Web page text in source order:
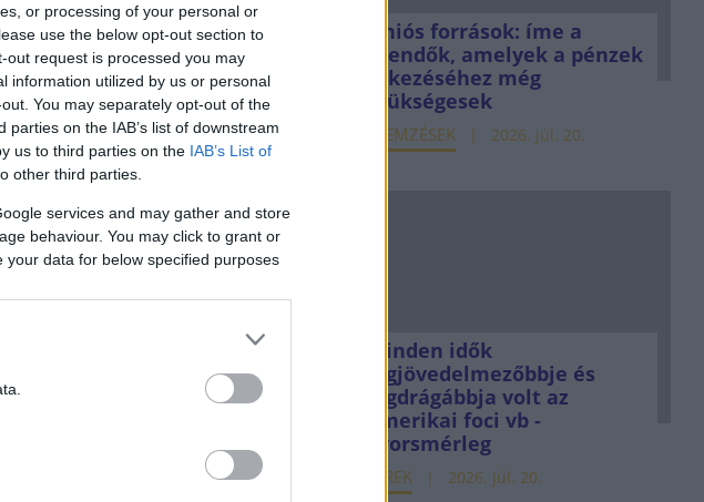
or processing of your personal or
use the below opt-out section to
request is processed you may
information utilized by us or personal
You may separately opt-out of the
on the IAB’s list of downstream
us to third parties on the IAB’s List of
other third parties.
services and may gather and store
behaviour. You may click to grant or
data for below specified purposes
Uniós források: íme a
teendők, amelyek a pénzek
érkezéséhez még
szükségesek
ELEMZÉSEK 2026. júl. 20.
Minden idők
legjövedelmezőbbje és
legdrágábbja volt az
amerikai foci vb -
gyorsmérleg
HÍREK 2026. júl. 20.